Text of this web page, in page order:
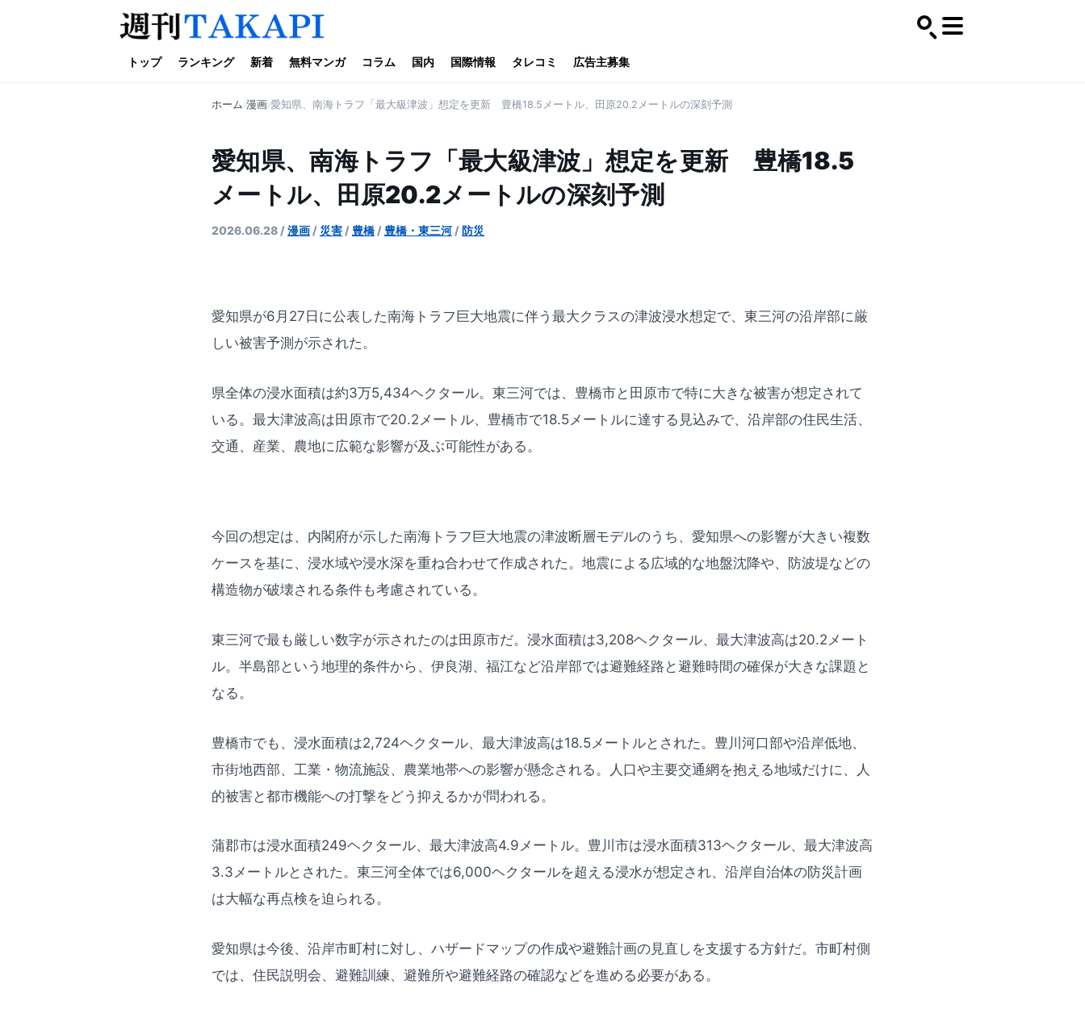
トップ ランキング 新着 無料マンガ コラム 国内 国際情報 タレコミ 広告主募集
ホーム 漫画 愛知県、南海トラフ「最大級津波」想定を更新 豊橋18.5メートル、田原20.2メートルの深刻予測
愛知県、南海トラフ「最大級津波」想定を更新 豊橋18.5
メートル、田原20.2メートルの深刻予測
2026.06.28 /漫画 / 災害 / 豊橋 / 豊橋・東三河 / 防災
愛知県が6月27日に公表した南海トラフ巨大地震に伴う最大クラスの津波浸水想定で、東三河の沿岸部に厳
しい被害予測が示された。
県全体の浸水面積は約3万5,434ヘクタール。東三河では、豊橋市と田原市で特に大きな被害が想定されて
いる。最大津波高は田原市で20.2メートル、豊橋市で18.5メートルに達する見込みで、沿岸部の住民生活、
交通、産業、農地に広範な影響が及ぶ可能性がある。
今回の想定は、内閣府が示した南海トラフ巨大地震の津波断層モデルのうち、愛知県への影響が大きい複数
ケースを基に、浸水域や浸水深を重ね合わせて作成された。地震による広域的な地盤沈降や、防波堤などの
構造物が破壊される条件も考慮されている。
東三河で最も厳しい数字が示されたのは田原市だ。浸水面積は3,208ヘクタール、最大津波高は20.2メート
ル。半島部という地理的条件から、伊良湖、福江など沿岸部では避難経路と避難時間の確保が大きな課題と
なる。
豊橋市でも、浸水面積は2,724ヘクタール、最大津波高は18.5メートルとされた。豊川河口部や沿岸低地、
市街地西部、工業・物流施設、農業地帯への影響が懸念される。人口や主要交通網を抱える地域だけに、人
的被害と都市機能への打撃をどう抑えるかが問われる。
蒲郡市は浸水面積249ヘクタール、最大津波高4.9メートル。豊川市は浸水面積313ヘクタール、最大津波高
3.3メートルとされた。東三河全体では6,000ヘクタールを超える浸水が想定され、沿岸自治体の防災計画
は大幅な再点検を迫られる。
愛知県は今後、沿岸市町村に対し、ハザードマップの作成や避難計画の見直しを支援する方針だ。市町村側
では、住民説明会、避難訓練、避難所や避難経路の確認などを進める必要がある。